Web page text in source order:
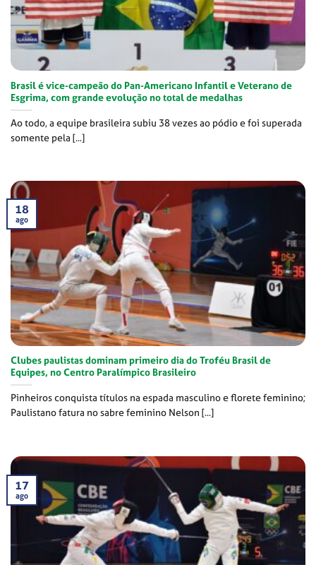
Brasil é vice-campeão do Pan-Americano Infantil e Veterano de
Esgrima, com grande evolução no total de medalhas
Ao todo, a equipe brasileira subiu 38 vezes ao pódio e foi superada
somente pela [...]
Clubes paulistas dominam primeiro dia do Troféu Brasil de
Equipes, no Centro Paralímpico Brasileiro
Pinheiros conquista títulos na espada masculino e florete feminino;
Paulistano fatura no sabre feminino Nelson [...]
18
ago
17
ago